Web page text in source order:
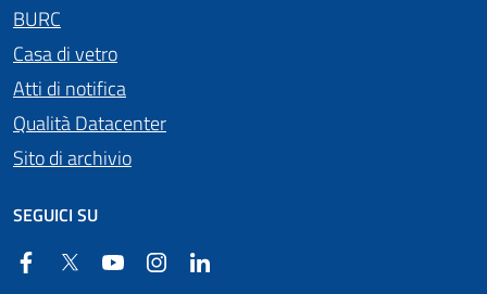
BURC
Casa di vetro
Atti di notifica
Qualità Datacenter
Sito di archivio
SEGUICI SU
FacebookTwitter YouTube Instagram